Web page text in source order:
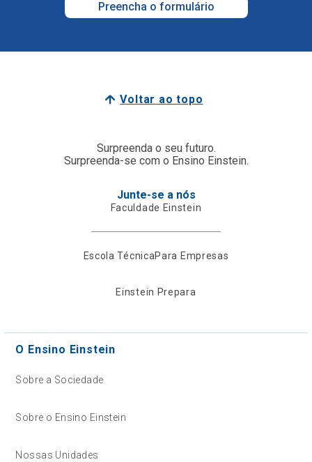
Preencha o formulário
Voltar ao topo
Surpreenda o seu futuro.
Surpreenda-se com o Ensino Einstein.
Junte-se a nós
Faculdade Einstein
Escola TécnicaPara Empresas
Einstein Prepara
O Ensino Einstein
Sobre a Sociedade
Sobre o Ensino Einstein
Nossas Unidades